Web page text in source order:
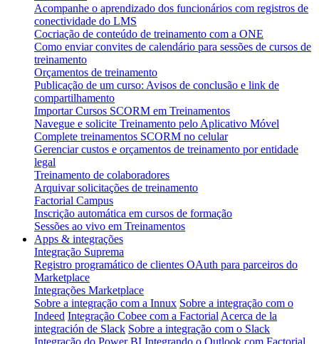
Acompanhe o aprendizado dos funcionários com registros de
conectividade do LMS
Cocriação de conteúdo de treinamento com a ONE
Como enviar convites de calendário para sessões de cursos de
treinamento
Orçamentos de treinamento
Publicação de um curso: Avisos de conclusão e link de
compartilhamento
Importar Cursos SCORM em Treinamentos
Navegue e solicite Treinamento pelo Aplicativo Móvel
Complete treinamentos SCORM no celular
Gerenciar custos e orçamentos de treinamento por entidade
legal
Treinamento de colaboradores
Arquivar solicitações de treinamento
Factorial Campus
Inscrição automática em cursos de formação
Sessões ao vivo em Treinamentos
Apps & integrações
Integração Suprema
Registro programático de clientes OAuth para parceiros do
Marketplace
Integrações Marketplace
Sobre a integração com a Innux Sobre a integração com o
Indeed Integração Cobee com a Factorial Acerca de la
integración de Slack Sobre a integração com o Slack
Integração do Power BI Integrando o Outlook com Factorial